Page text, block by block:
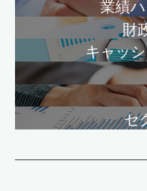
業績
財
キャッ
セ